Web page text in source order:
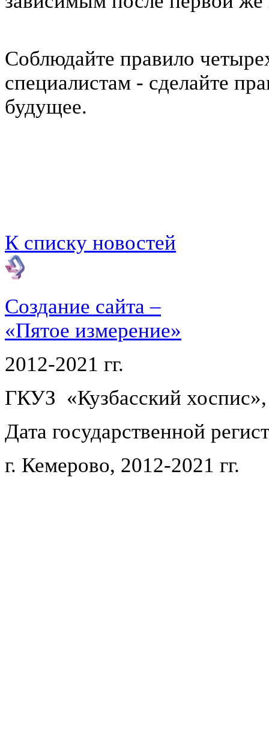
Соблюдайте правило
специалистам - сделайте
будущее.
К списку новостей
Создание сайта –
«Пятое измерение»
2012-2021 гг.
ГКУЗ «Кузбасский хоспис»,
Дата государственной
г. Кемерово, 2012-2021 гг.